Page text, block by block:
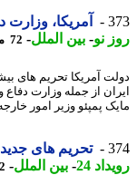
آمریکا، وزارت
نو- بین الملل-72 ماه پیش - سه شنبه 1 مهر 1399، 06:35
آمریکا تحریم های
از جمله وزارت دفاع و
پمپئو وزیر امور خارجه
تحریم های جدید
24
-بین الملل-